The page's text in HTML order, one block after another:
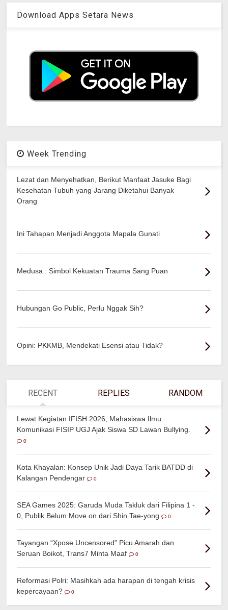
Download Apps Setara News
Week Trending
Lezat dan Menyehatkan, Berikut Manfaat Jasuke Bagi
Kesehatan Tubuh yang Jarang Diketahui Banyak
Orang
Ini Tahapan Menjadi Anggota Mapala Gunati
Medusa : Simbol Kekuatan Trauma Sang Puan
Hubungan Go Public, Perlu Nggak Sih?
Opini: PKKMB, Mendekati Esensi atau Tidak?
RECENT REPLIES RANDOM
Lewat Kegiatan IFISH 2026, Mahasiswa Ilmu
Komunikasi FISIP UGJ Ajak Siswa SD Lawan Bullying.
0
Kota Khayalan: Konsep Unik Jadi Daya Tarik BATDD di
Kalangan Pendengar
0
SEA Games 2025: Garuda Muda Takluk dari Filipina 1 -
0, Publik Belum Move on dari Shin Tae-yong
0
Tayangan “Xpose Uncensored” Picu Amarah dan
Seruan Boikot, Trans7 Minta Maaf
0
Reformasi Polri: Masihkah ada harapan di tengah krisis
kepercayaan?
0